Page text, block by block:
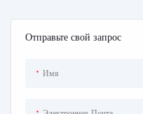
Отправьте свой запрос
Имя
OS20/40/70-Pro